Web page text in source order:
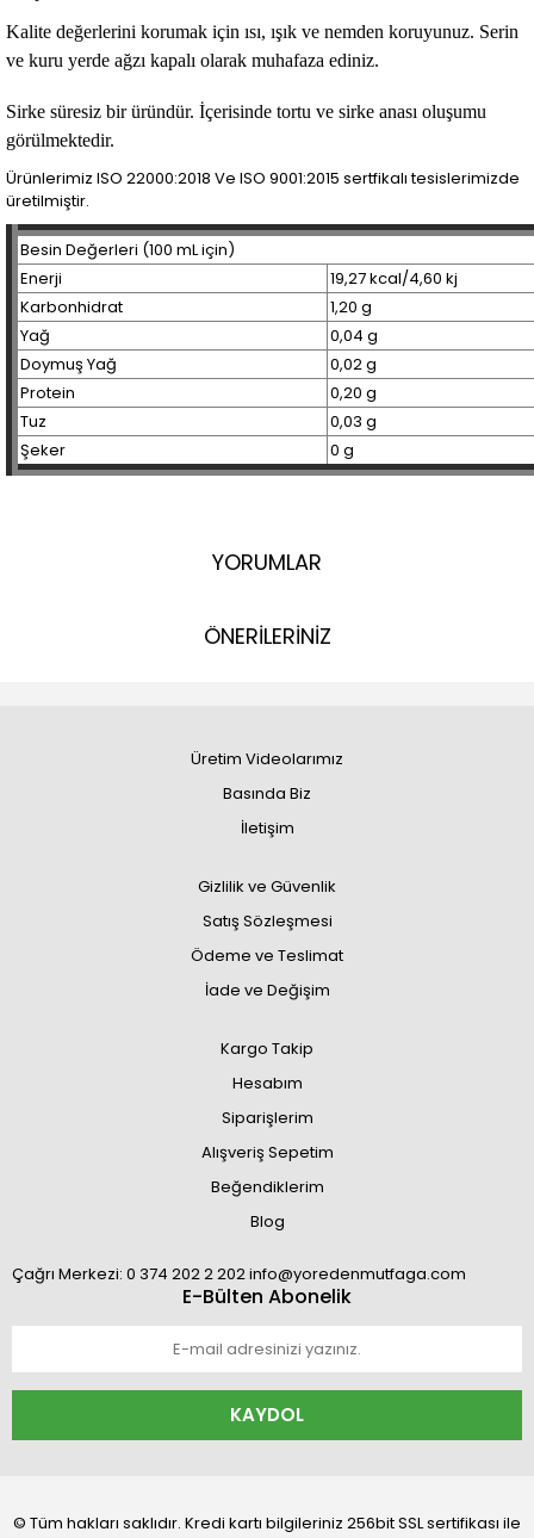
Kalite değerlerini korumak için ısı, ışık ve nemden koruyunuz. Serin
ve kuru yerde ağzı kapalı olarak muhafaza ediniz.
Sirke süresiz bir üründür. İçerisinde tortu ve sirke anası oluşumu
görülmektedir.
Ürünlerimiz ISO 22000:2018 Ve ISO 9001:2015 sertfikalı tesislerimizde
üretilmiştir.
Besin Değerleri (100 mL için)
Enerji
19,27 kcal/4,60 kj
Karbonhidrat
1,20 g
Yağ
0,04 g
Doymuş Yağ
0,02 g
Protein
0,20 g
Tuz
0,03 g
Şeker
0 g
YORUMLAR
ÖNERİLERİNİZ
Üretim Videolarımız
Basında Biz
İletişim
Gizlilik ve Güvenlik
Satış Sözleşmesi
Ödeme ve Teslimat
İade ve Değişim
Kargo Takip
Hesabım
Siparişlerim
Alışveriş Sepetim
Beğendiklerim
Blog
Çağrı Merkezi: 0 374 202 2 202 info@yoredenmutfaga.com
E-Bülten Abonelik
KAYDOL
© Tüm hakları saklıdır. Kredi kartı bilgileriniz 256bit SSL sertifikası ile